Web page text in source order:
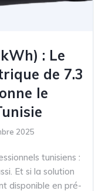
: Le
de 7.3
le
2025
tunisiens :
Et si la solution
disponible en pré-